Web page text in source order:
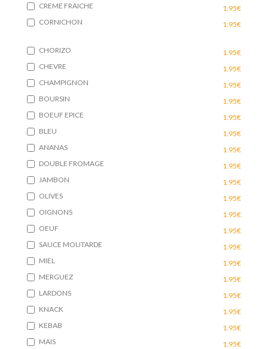
CREME FRAICHE
1.95€
CORNICHON
1.95€
CHORIZO
1.95€
CHEVRE
1.95€
CHAMPIGNON
1.95€
BOURSIN
1.95€
BOEUF EPICE
1.95€
BLEU
1.95€
ANANAS
1.95€
DOUBLE FROMAGE
1.95€
JAMBON
1.95€
OLIVES
1.95€
OIGNONS
1.95€
OEUF
1.95€
SAUCE MOUTARDE
1.95€
MIEL
1.95€
MERGUEZ
1.95€
LARDONS
1.95€
KNACK
1.95€
KEBAB
1.95€
MAIS
1.95€